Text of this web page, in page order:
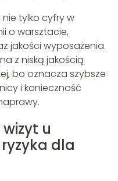
tylko cyfry w
o warsztacie,
jakości wyposażenia.
z niską jakością
bo oznacza szybsze
i konieczność
u
dla